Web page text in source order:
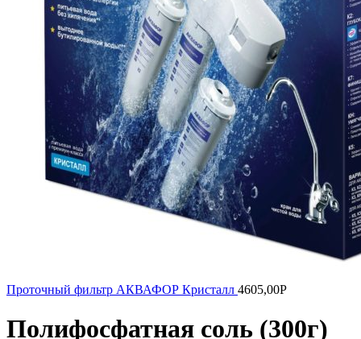
Проточный фильтр АКВАФОР Кристалл 4605,00Р
Полифосфатная соль (300г)